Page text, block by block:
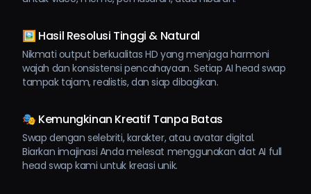
🖼️ Hasil Resolusi Tinggi & Natural
Nikmati output berkualitas HD yang menjaga harmoni
wajah dan konsistensi pencahayaan. Setiap AI head swap
tampak tajam, realistis, dan siap dibagikan.
🎭 Kemungkinan Kreatif Tanpa Batas
Swap dengan selebriti, karakter, atau avatar digital.
Biarkan imajinasi Anda melesat menggunakan alat AI full
head swap kami untuk kreasi unik.